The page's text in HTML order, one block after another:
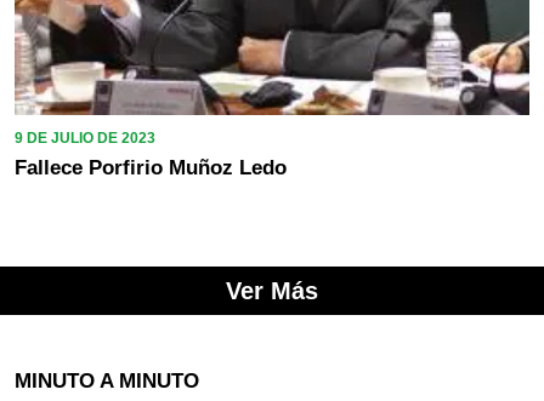
9 DE JULIO DE 2023
Fallece Porfirio Muñoz Ledo
Ver Más
MINUTO A MINUTO